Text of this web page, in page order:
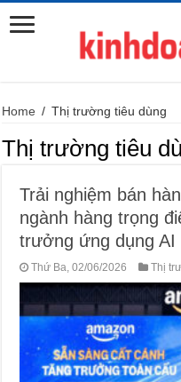
Home / Thị trường tiêu dùng
Thị trường tiêu
Trải nghiệm bán
ngành hàng trọng
trưởng ứng dụng AI
Thứ Ba, 02/06/2026 Thị